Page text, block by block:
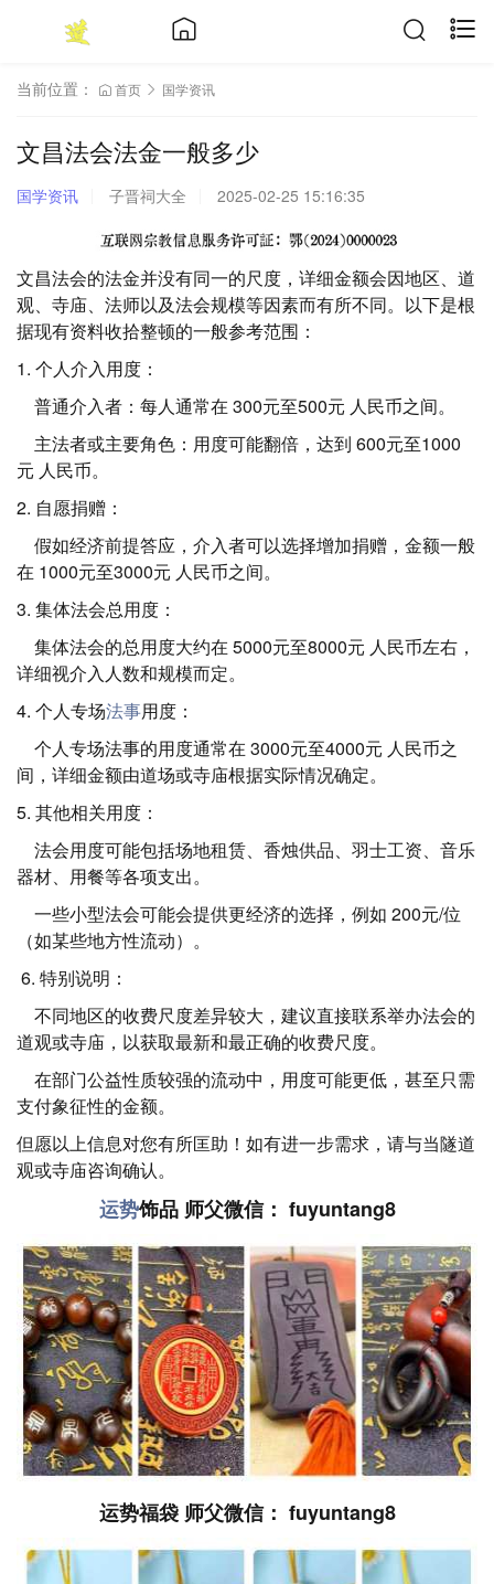
当前位置： 首页 国学资讯
文昌法会法金一般多少
国学资讯 子晋祠大全 2025-02-25 15:16:35
文昌法会的法金并没有同一的尺度，详细金额会因地区、道
观、寺庙、法师以及法会规模等因素而有所不同。以下是根
据现有资料收拾整顿的一般参考范围：
1. 个人介入用度：
普通介入者：每人通常在 300元至500元 人民币之间。
主法者或主要角色：用度可能翻倍，达到 600元至1000
元 人民币。
2. 自愿捐赠：
假如经济前提答应，介入者可以选择增加捐赠，金额一般
在 1000元至3000元 人民币之间。
3. 集体法会总用度：
集体法会的总用度大约在 5000元至8000元 人民币左右，
详细视介入人数和规模而定。
4. 个人专场法事用度：
个人专场法事的用度通常在 3000元至4000元 人民币之
间，详细金额由道场或寺庙根据实际情况确定。
5. 其他相关用度：
法会用度可能包括场地租赁、香烛供品、羽士工资、音乐
器材、用餐等各项支出。
一些小型法会可能会提供更经济的选择，例如 200元/位
（如某些地方性流动）。
6. 特别说明：
不同地区的收费尺度差异较大，建议直接联系举办法会的
道观或寺庙，以获取最新和最正确的收费尺度。
在部门公益性质较强的流动中，用度可能更低，甚至只需
支付象征性的金额。
但愿以上信息对您有所匡助！如有进一步需求，请与当隧道
观或寺庙咨询确认。
运势饰品 师父微信： fuyuntang8
运势福袋 师父微信： fuyuntang8